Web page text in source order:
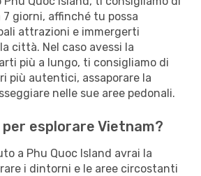
giorni, affinché tu possa
attrazioni e immergerti
città. Nel caso avessi la
più a lungo, ti consigliamo di
più autentici, assaporare la
nelle sue aree pedonali.
esplorare Vietnam?
a Phu Quoc Island avrai la
i dintorni e le aree circostanti